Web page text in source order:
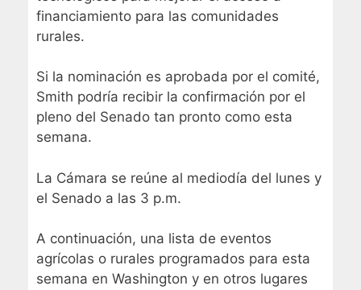
financiamiento para las comunidades
rurales.
Si la nominación es aprobada por el comité,
Smith podría recibir la confirmación por el
pleno del Senado tan pronto como esta
semana.
La Cámara se reúne al mediodía del lunes y
el Senado a las 3 p.m.
A continuación, una lista de eventos
agrícolas o rurales programados para esta
semana en Washington y en otros lugares